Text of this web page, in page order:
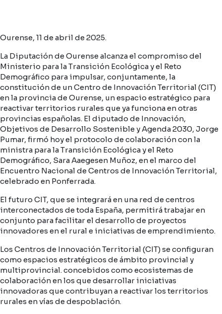
Ourense, 11 de abril de 2025.
La Diputación de Ourense alcanza el compromiso del
Ministerio para la Transición Ecológica y el Reto
Demográfico para impulsar, conjuntamente, la
constitución de un Centro de Innovación Territorial (CIT)
en la provincia de Ourense, un espacio estratégico para
reactivar territorios rurales que ya funciona en otras
provincias españolas. El diputado de Innovación,
Objetivos de Desarrollo Sostenible y Agenda 2030, Jorge
Pumar, firmó hoy el protocolo de colaboración con la
ministra para la Transición Ecológica y el Reto
Demográfico, Sara Aaegesen Muñoz, en el marco del
Encuentro Nacional de Centros de Innovación Territorial,
celebrado en Ponferrada.
El futuro CIT, que se integrará en una red de centros
interconectados de toda España, permitirá trabajar en
conjunto para facilitar el desarrollo de proyectos
innovadores en el rural e iniciativas de emprendimiento.
Los Centros de Innovación Territorial (CIT) se configuran
como espacios estratégicos de ámbito provincial y
multiprovincial. concebidos como ecosistemas de
colaboración en los que desarrollar iniciativas
innovadoras que contribuyan a reactivar los territorios
rurales en vías de despoblación.